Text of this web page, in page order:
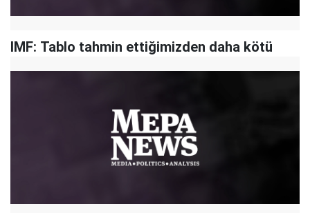
IMF: Tablo tahmin ettiğimizden daha kötü